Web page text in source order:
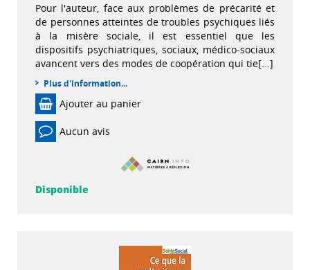
Pour l'auteur, face aux problèmes de précarité et
de personnes atteintes de troubles psychiques liés
à la misère sociale, il est essentiel que les
dispositifs psychiatriques, sociaux, médico-sociaux
avancent vers des modes de coopération qui tie[...]
Plus d'information...
Ajouter au panier
Aucun avis
Disponible